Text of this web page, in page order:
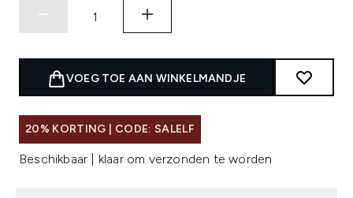
VOEG TOE AAN WINKELMANDJE
20% KORTING | CODE: SALELF
Beschikbaar | klaar om verzonden te worden